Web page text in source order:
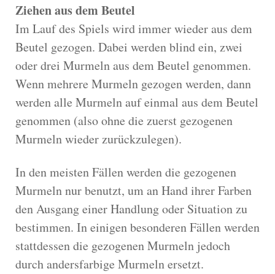
Ziehen aus dem Beutel
Im Lauf des Spiels wird immer wieder aus dem
Beutel gezogen. Dabei werden blind ein, zwei
oder drei Murmeln aus dem Beutel genommen.
Wenn mehrere Murmeln gezogen werden, dann
werden alle Murmeln auf einmal aus dem Beutel
genommen (also ohne die zuerst gezogenen
Murmeln wieder zurückzulegen).
In den meisten Fällen werden die gezogenen
Murmeln nur benutzt, um an Hand ihrer Farben
den Ausgang einer Handlung oder Situation zu
bestimmen. In einigen besonderen Fällen werden
stattdessen die gezogenen Murmeln jedoch
durch andersfarbige Murmeln ersetzt.